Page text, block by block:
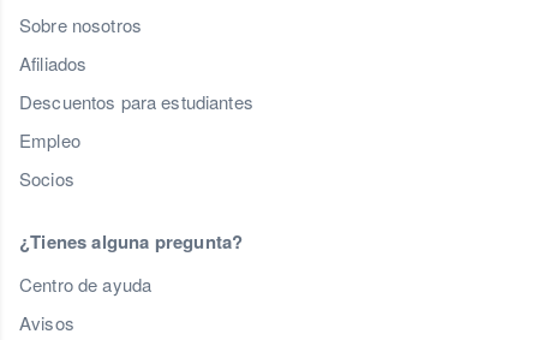
Sobre nosotros
Afiliados
Descuentos para estudiantes
Empleo
Socios
¿Tienes alguna pregunta?
Centro de ayuda
Avisos